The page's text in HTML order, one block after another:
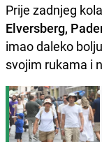
Prije zadnjeg
Elversberg,
imao daleko
svojim rukama i